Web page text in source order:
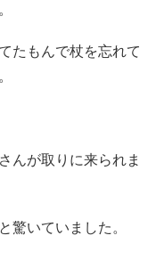
たもんで杖を忘れて
んが取りに来られま
驚いていました。